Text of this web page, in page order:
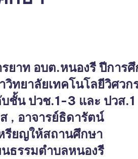
ยาท อบต.หนองรี ปีการ
ทยาลัยเทคโนโลยีวิศวก
ชั้น ปวช.1-3 และ ปวส.1
, อาจารย์ธิดารัตน์
รียญให้สถานศึกษา
ธรรมตำบลหนองรี